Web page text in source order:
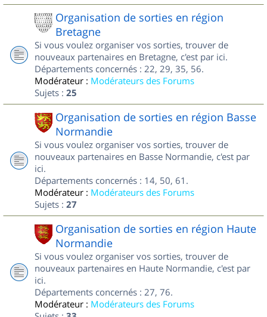
Organisation de sorties en région
Bretagne
Si vous voulez organiser vos sorties, trouver de
nouveaux partenaires en Bretagne, c'est par ici.
Départements concernés : 22, 29, 35, 56.
Modérateur : Modérateurs des Forums
Sujets : 25
Organisation de sorties en région Basse
Normandie
Si vous voulez organiser vos sorties, trouver de
nouveaux partenaires en Basse Normandie, c'est par
ici.
Départements concernés : 14, 50, 61.
Modérateur : Modérateurs des Forums
Sujets : 27
Organisation de sorties en région Haute
Normandie
Si vous voulez organiser vos sorties, trouver de
nouveaux partenaires en Haute Normandie, c'est par
ici.
Départements concernés : 27, 76.
Modérateur : Modérateurs des Forums